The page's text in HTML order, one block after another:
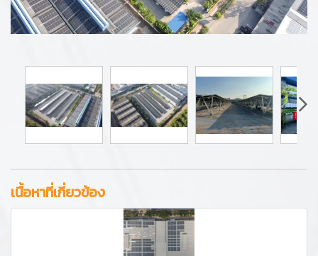
เนื้อหาที่เกี่ยวข้อง